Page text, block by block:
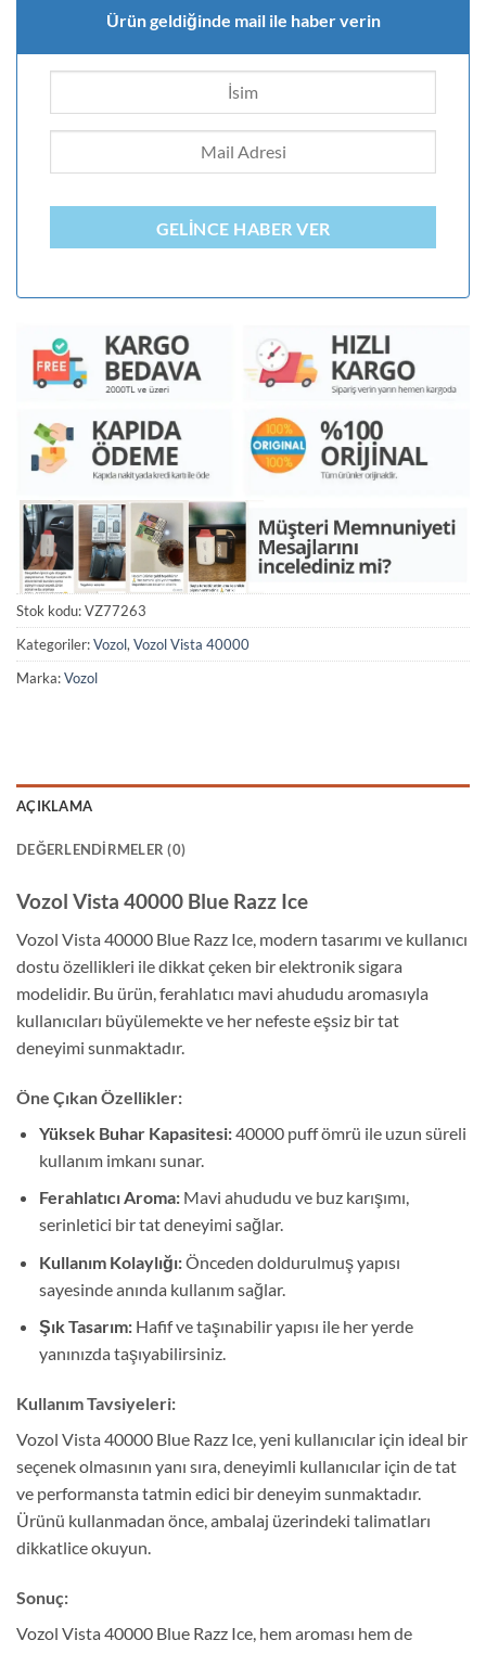
Ürün geldiğinde mail ile haber verin
GELINCE HABER VER
Stok kodu:VZ77263
Kategoriler:Vozol,Vozol Vista 40000
Marka:Vozol
AÇIKLAMA
DEĞERLENDIRMELER (0)
Vozol Vista 40000 Blue Razz Ice
Vozol Vista 40000 Blue Razz Ice, modern tasarımı ve kullanıcı
dostu özellikleri ile dikkat çeken bir elektronik sigara
modelidir. Bu ürün, ferahlatıcı mavi ahududu aromasıyla
kullanıcıları büyülemekte ve her nefeste eşsiz bir tat
deneyimi sunmaktadır.
Öne Çıkan Özellikler:
Yüksek Buhar Kapasitesi:40000 puff ömrü ile uzun süreli
kullanım imkanı sunar.
Ferahlatıcı Aroma:Mavi ahududu ve buz karışımı,
serinletici bir tat deneyimi sağlar.
Kullanım Kolaylığı:Önceden doldurulmuş yapısı
sayesinde anında kullanım sağlar.
Şık Tasarım:Hafif ve taşınabilir yapısı ile her yerde
yanınızda taşıyabilirsiniz.
Kullanım Tavsiyeleri:
Vozol Vista 40000 Blue Razz Ice, yeni kullanıcılar için ideal bir
seçenek olmasının yanı sıra, deneyimli kullanıcılar için de tat
ve performansta tatmin edici bir deneyim sunmaktadır.
Ürünü kullanmadan önce, ambalaj üzerindeki talimatları
dikkatlice okuyun.
Sonuç:
Vozol Vista 40000 Blue Razz Ice, hem aroması hem de